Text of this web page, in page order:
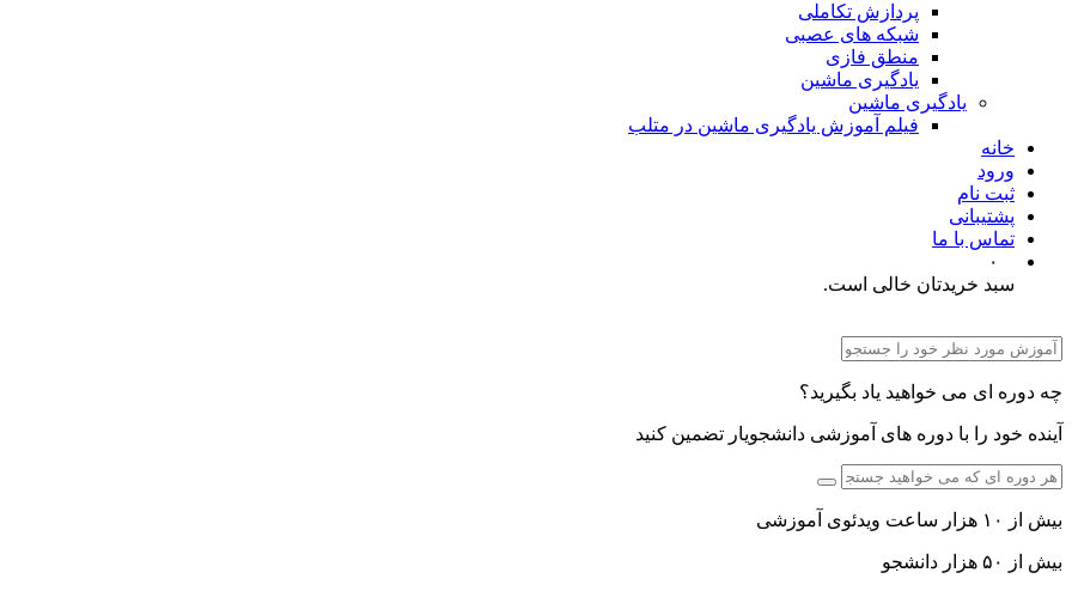
پردازش تکاملی
شبکه های عصبی
منطق فازی
یادگیری ماشین
یادگیری ماشین
فیلم آموزش یادگیری ماشین در متلب
خانه
ورود
ثبت نام
پشتیبانی
تماس با ما
۰
سبد خریدتان خالی است.
چه دوره ای می خواهید یاد بگیرید؟
آینده خود را با دوره های آموزشی دانشجویار تضمین کنید
بیش از ۱۰ هزار ساعت ویدئوی آموزشی
بیش از ۵۰ هزار دانشجو